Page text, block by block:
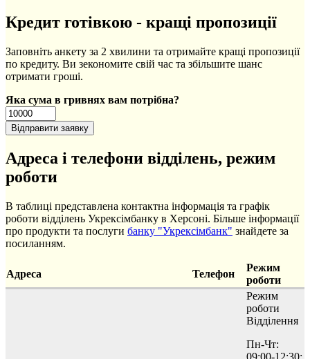
Кредит готівкою - кращі пропозиції
Заповніть анкету за 2 хвилини та отримайте кращі пропозиції
по кредиту. Ви зекономите свій час та збільшите шанс
отримати гроші.
Яка сума в гривнях вам потрібна?
Адреса і телефони відділень, режим
роботи
В таблиці представлена контактна інформація та графік
роботи відділень Укрексімбанку в Херсоні. Більше інформації
про продукти та послуги банку "Укрексімбанк" знайдете за
посиланням.
Адреса Телефон
Режим
роботи
Режим
роботи
Відділення
Пн-Чт:
09:00-12:30;